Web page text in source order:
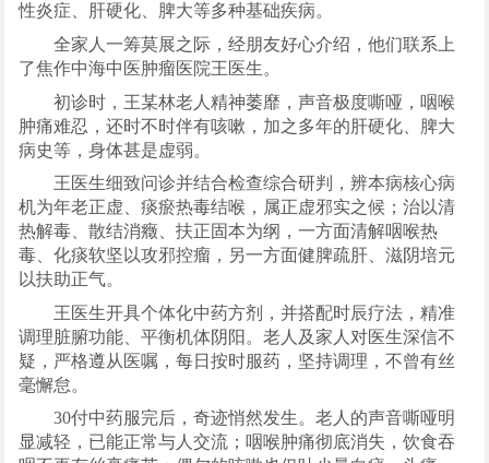
性炎症、肝硬化、脾大等多种基础疾病。
全家人一筹莫展之际，经朋友好心介绍，他们联系上
了焦作中海中医肿瘤医院王医生。
初诊时，王某林老人精神萎靡，声音极度嘶哑，咽喉
肿痛难忍，还时不时伴有咳嗽，加之多年的肝硬化、脾大
病史等，身体甚是虚弱。
王医生细致问诊并结合检查综合研判，辨本病核心病
机为年老正虚、痰瘀热毒结喉，属正虚邪实之候；治以清
热解毒、散结消癥、扶正固本为纲，一方面清解咽喉热
毒、化痰软坚以攻邪控瘤，另一方面健脾疏肝、滋阴培元
以扶助正气。
王医生开具个体化中药方剂，并搭配时辰疗法，精准
调理脏腑功能、平衡机体阴阳。老人及家人对医生深信不
疑，严格遵从医嘱，每日按时服药，坚持调理，不曾有丝
毫懈怠。
30付中药服完后，奇迹悄然发生。老人的声音嘶哑明
显减轻，已能正常与人交流；咽喉肿痛彻底消失，饮食吞